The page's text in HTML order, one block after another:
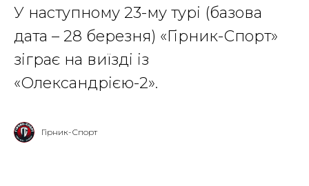
У наступному 23-му турі (базова
дата – 28 березня) «Гірник-Спорт»
зіграє на виїзді із
«Олександрією-2».
Гірник-Спорт